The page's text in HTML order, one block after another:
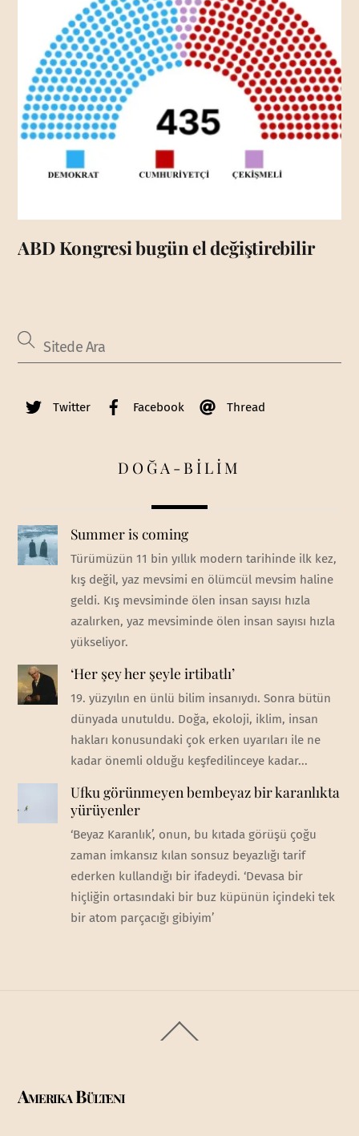
ABD Kongresi bugün el değiştirebilir
Twitter Facebook Thread
DOĞA-BİLİM
Summer is coming
Türümüzün 11 bin yıllık modern tarihinde ilk kez,
kış değil, yaz mevsimi en ölümcül mevsim haline
geldi. Kış mevsiminde ölen insan sayısı hızla
azalırken, yaz mevsiminde ölen insan sayısı hızla
yükseliyor.
‘Her şey her şeyle irtibatlı’
19. yüzyılın en ünlü bilim insanıydı. Sonra bütün
dünyada unutuldu. Doğa, ekoloji, iklim, insan
hakları konusundaki çok erken uyarıları ile ne
kadar önemli olduğu keşfedilinceye kadar...
Ufku görünmeyen bembeyaz bir karanlıkta
yürüyenler
‘Beyaz Karanlık’, onun, bu kıtada görüşü çoğu
zaman imkansız kılan sonsuz beyazlığı tarif
ederken kullandığı bir ifadeydi. ‘Devasa bir
hiçliğin ortasındaki bir buz küpünün içindeki tek
bir atom parçacığı gibiyim’
To
Amerika Bülteni